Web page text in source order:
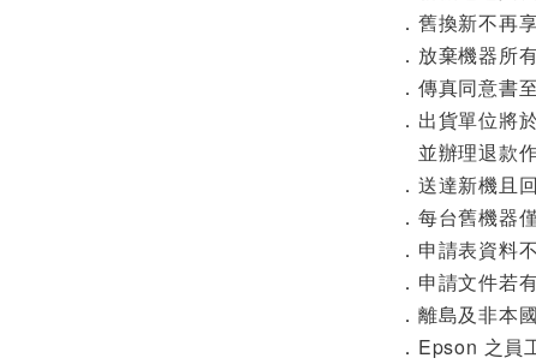
．舊換新不再
．放棄機器所
．傳真同意書
．出貨單位將
並辦理退款作
．送達新機且
．每台舊機器
．申請表資料
．申請文件若
．離島及非本
．Epson 之員